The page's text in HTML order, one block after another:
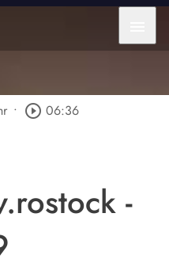
• play_circle_outline 06:36
-